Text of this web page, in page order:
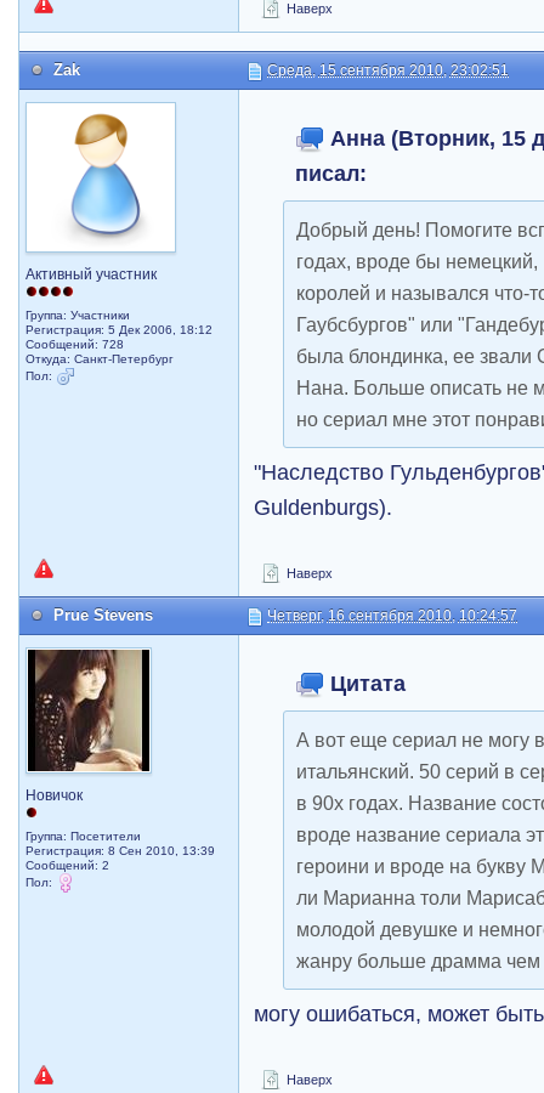
Наверх
Zak Среда, 15 сентября 2010, 23:02:51
Активный участник
Группа: Участники
Регистрация: 5 Дек 2006, 18:12
Сообщений: 728
Откуда: Санкт-Петербург
Пол:
Анна (Вторник, 15
писал:
Добрый день! Помогите
годах, вроде бы
королей и назывался что-
Гаубсбургов" или
была блондинка, ее
Нана. Больше описать не
но сериал мне этот
"Наследство
Guldenburgs).
Наверх
Prue Stevens Четверг, 16 сентября 2010, 10:24:57
Новичок
Группа: Посетители
Регистрация: 8 Сен 2010, 13:39
Сообщений: 2
Пол:
Цитата
А вот еще сериал не могу
итальянский. 50 серий в
в 90х годах. Название
вроде название сериала
героини и вроде на букву
ли Марианна толи
молодой девушке и
жанру больше драмма чем
могу ошибаться, может
Наверх